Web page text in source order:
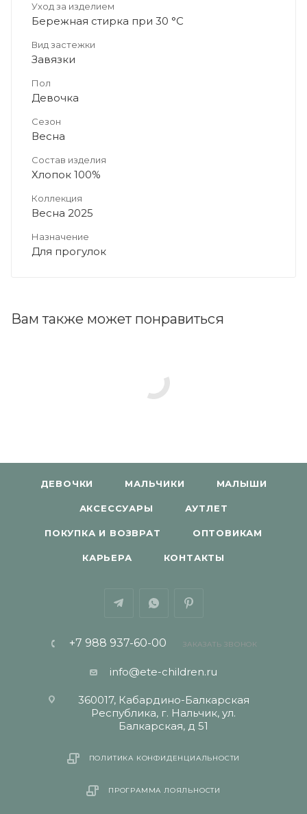
Уход за изделием
Бережная стирка при 30 °C
Вид застежки
Завязки
Пол
Девочка
Сезон
Весна
Состав изделия
Хлопок 100%
Коллекция
Весна 2025
Назначение
Для прогулок
Вам также может понравиться
ДЕВОЧКИ МАЛЬЧИКИ МАЛЫШИ
АКСЕССУАРЫ АУТЛЕТ
ПОКУПКА И ВОЗВРАТ ОПТОВИКАМ
КАРЬЕРА КОНТАКТЫ
+7 988 937-60-00 ЗАКАЗАТЬ ЗВОНОК
info@ete-children.ru
360017, Кабардино-Балкарская
Республика, г. Нальчик, ул.
Балкарская, д 51
ПОЛИТИКА КОНФИДЕНЦИАЛЬНОСТИ
ПРОГРАММА ЛОЯЛЬНОСТИ